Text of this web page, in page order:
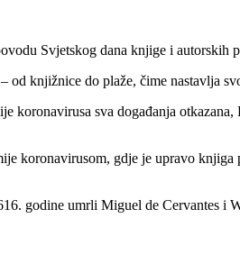
Svjetskog dana knjige i autorskih
knjižnice do plaže, čime nastavlja
sva događanja
koronavirusom, gdje je upravo knjiga
godine umrli Miguel de Cervantes i